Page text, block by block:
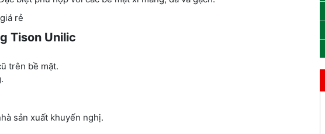
rẻ
Tison Unilic
trên bề mặt.
sản xuất khuyến nghị.